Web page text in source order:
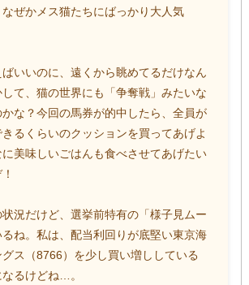
ぜかメス猫たちにばっかり大人気
いいのに、遠くから眺めてるだけなん
て、猫の世界にも「争奪戦」みたいな
な？今回の馬券が的中したら、全員が
るくらいのクッションを買ってあげよ
美味しいごはんも食べさせてあげたい
況だけど、選挙前特有の「様子見ムー
るね。私は、配当利回りが底堅い東京海
グス（8766）を少し買い増ししている
るけどね…。